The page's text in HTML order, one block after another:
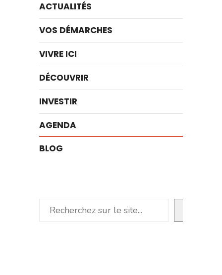
ACTUALITÉS
VOS DÉMARCHES
VIVRE ICI
DÉCOUVRIR
INVESTIR
AGENDA
BLOG
Rechercher